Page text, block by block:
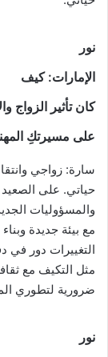
نور
الإمارات: كيف
كان تأثير الزواج
على مسيرتكِ
سارة: زواجي
حياتي. على
والمسؤوليات
مع بيئة جديدة
التغييرات دور في
مثل التكيف مع
ضرورية لتطوري
نور